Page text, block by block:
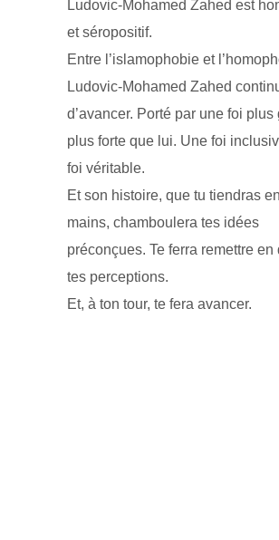
Ludovic-Mohamed Zahed est
et séropositif.
Entre l’islamophobie et
Ludovic-Mohamed Zahed
d’avancer. Porté par une foi plus
plus forte que lui. Une foi
foi véritable.
Et son histoire, que tu tiendras
mains, chamboulera tes idées
préconçues. Te ferra remettre en
tes perceptions.
Et, à ton tour, te fera avancer.